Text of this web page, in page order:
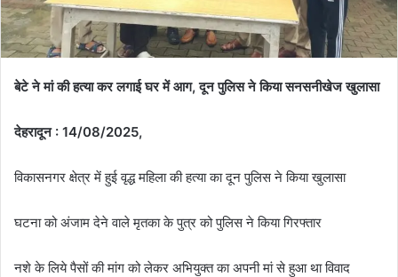
बेटे ने मां की हत्या कर लगाई घर में आग, दून पुलिस ने किया सनसनीखेज खुलासा
देहरादून : 14/08/2025,
विकासनगर क्षेत्र में हुई वृद्ध महिला की हत्या का दून पुलिस ने किया खुलासा
घटना को अंजाम देने वाले मृतका के पुत्र को पुलिस ने किया गिरफ्तार
नशे के लिये पैसों की मांग को लेकर अभियुक्त का अपनी मां से हुआ था विवाद